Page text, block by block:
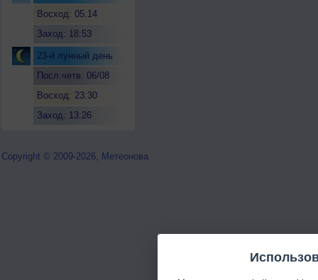
Восход: 05:14
Заход: 18:53
23-й лунный день
Посл.четв. 06/08
Восход: 23:30
Заход: 13:26
Copyright © 2009-2026, Метеонова